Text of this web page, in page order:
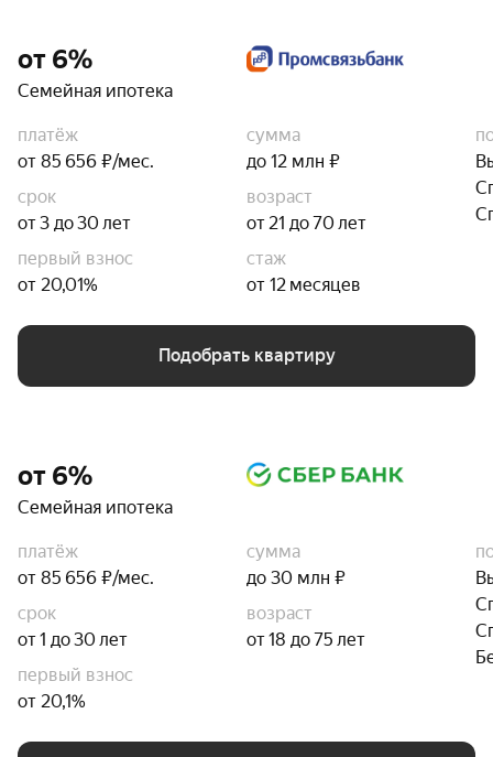
от 6%
Семейная ипотека
платёж
от 85 656 ₽/мес.
сумма
до 12 млн ₽
срок
от 3 до 30 лет
возраст
от 21 до 70 лет
первый взнос
от 20,01%
стаж
от 12 месяцев
Подобрать квартиру
от 6%
Семейная ипотека
платёж
от 85 656 ₽/мес.
сумма
до 30 млн ₽
срок
от 1 до 30 лет
возраст
от 18 до 75 лет
первый взнос
от 20,1%